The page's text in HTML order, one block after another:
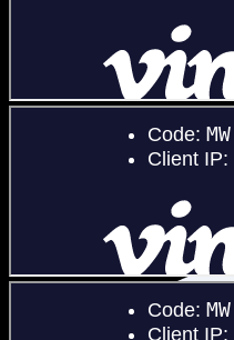
Široký výber
hlasov s
Každý projekt môže znieť
dolaďte si ich podľa seba.